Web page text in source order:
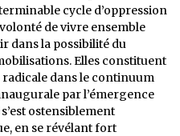
cycle d’oppression
de vivre ensemble
dans la possibilité du
Elles constituent
dans le continuum
par l’émergence
ostensiblement
en se révélant fort